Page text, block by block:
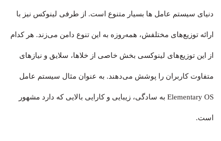
دنیای سیستم‌ عامل‌ ها بسیار متنوع است. از طرفی لینوکس نیز با
ارائه توزیع‌های مختلفش، همه‌روزه به این تنوع دامن می‎‌زند. هر کدام
از این توزیع‌های لینوکسی بخش خاصی از خلاها، سلایق و نیازهای
متفاوت کاربران را پوشش می‌دهند. به عنوان مثال سیستم‌ عامل
Elementary OS به سادگی، زیبایی و کارایی بالایی که دارد مشهور
است.